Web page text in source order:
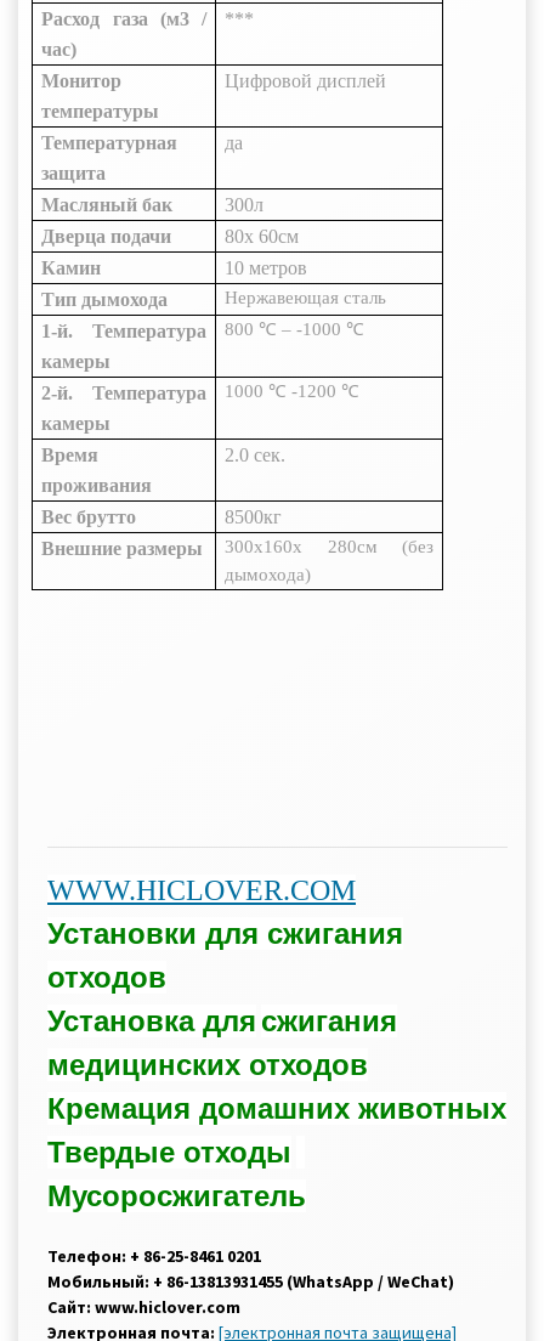
Расход газа (м3 /
час)
***
Монитор
температуры
Цифровой дисплей
Температурная
защита
да
Масляный бак
300л
Дверца подачи
80x 60см
Камин
10 метров
Тип дымохода
Нержавеющая сталь
1-й. Температура
камеры
800 ℃ – -1000 ℃
2-й. Температура
камеры
1000 ℃ -1200 ℃
Время
проживания
2.0 сек.
Вес брутто
8500кг
Внешние размеры
300x160x 280см
(без
дымохода)
WWW.HICLOVER.COM
Установки для сжигания
отходов
Установка для сжигания
медицинских отходов
Кремация домашних животных
Твердые отходы
Мусоросжигатель
Телефон: + 86-25-8461 0201
Мобильный: + 86-13813931455 (WhatsApp / WeChat)
Сайт: www.hiclover.com
Электронная почта: [электронная почта защищена]